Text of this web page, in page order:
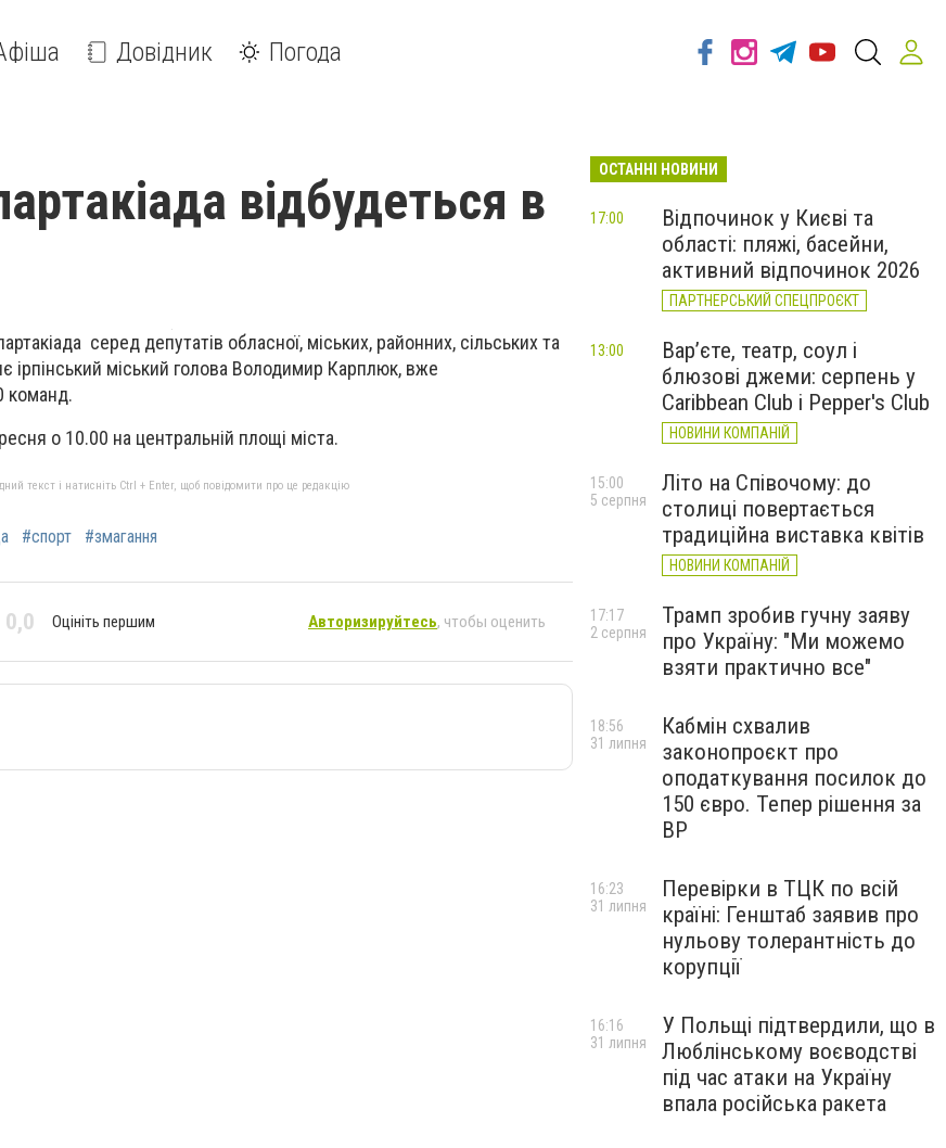
Довідник Погода
відбудеться в
серед депутатів обласної, міських, районних, сільських та
ірпінський міський голова Володимир Карплюк, вже
команд.
о 10.00 на центральній площі міста.
текст і натисніть Ctrl + Enter, щоб повідомити про це редакцію
#спорт #змагання
0,0 Оцініть першим Авторизируйтесь, чтобы оценить
ОСТАННІ НОВИНИ
Відпочинок у Києві та
області: пляжі, басейни,
активний відпочинок 2026
ПАРТНЕРСЬКИЙ СПЕЦПРОЄКТ
17:00
Вар’єте, театр, соул і
блюзові джеми: серпень у
Caribbean Club і Pepper's Club
НОВИНИ КОМПАНІЙ
13:00
Літо на Співочому: до
столиці повертається
традиційна виставка квітів
НОВИНИ КОМПАНІЙ
15:00
5 серпня
Трамп зробив гучну заяву
про Україну: "Ми можемо
взяти практично все"
17:17
2 серпня
Кабмін схвалив
законопроєкт про
оподаткування посилок до
150 євро. Тепер рішення за
ВР
18:56
31 липня
Перевірки в ТЦК по всій
країні: Генштаб заявив про
нульову толерантність до
корупції
16:23
31 липня
У Польщі підтвердили, що в
Люблінському воєводстві
під час атаки на Україну
впала російська ракета
16:16
31 липня